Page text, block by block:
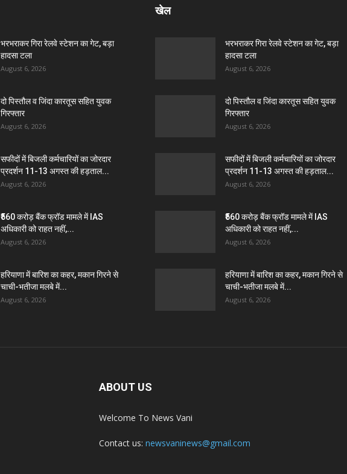
भरभराकर गिरा रेलवे स्टेशन का गेट, बड़ा
हादसा टला
August 6, 2026
दो पिस्तौल व जिंदा कारतूस सहित युवक
गिरफ्तार
August 6, 2026
सफीदों में बिजली कर्मचारियों का जोरदार
प्रदर्शन 11-13 अगस्त की हड़ताल...
August 6, 2026
₹560 करोड़ बैंक फ्रॉड मामले में IAS
अधिकारी को राहत नहीं,...
August 6, 2026
हरियाणा में बारिश का कहर, मकान गिरने से
चाची-भतीजा मलबे में...
August 6, 2026
खेल
भरभराकर गिरा रेलवे स्टेशन का गेट, बड़ा
हादसा टला
August 6, 2026
दो पिस्तौल व जिंदा कारतूस सहित युवक
गिरफ्तार
August 6, 2026
सफीदों में बिजली कर्मचारियों का जोरदार
प्रदर्शन 11-13 अगस्त की हड़ताल...
August 6, 2026
₹560 करोड़ बैंक फ्रॉड मामले में IAS
अधिकारी को राहत नहीं,...
August 6, 2026
हरियाणा में बारिश का कहर, मकान गिरने से
चाची-भतीजा मलबे में...
August 6, 2026
ABOUT US
Welcome To News Vani
Contact us: newsvaninews@gmail.com